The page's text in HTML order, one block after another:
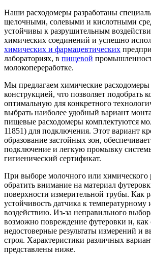
Наши расходомеры разработаны
щелочными, солевыми и кислотными
устойчивы к разрушительным
химических соединений и успешно
химических и фармацевтических
лабораториях, в пищевой
молокопереработке.
Мы предлагаем химические расходомеры
конструкцией, что позволяет подобрать
оптимальную для конкретного
выбрать наиболее удобный вариант
пищевые расходомеры комплектуются
11851) для подключения. Этот вариант
образование застойных зон,
подключение и легкую промывку
гигиенический сертификат.
При выборе молочного или химического
обратить внимание на материал
поверхности измерительной трубы. Как
устойчивость датчика к температурному
воздействию. Из-за неправильного
возможно повреждение футеровки и, как
недостоверные результаты измерений и
строя. Характеристики различных
представлены ниже.